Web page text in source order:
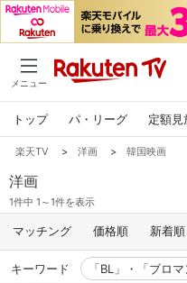
メニュー
トップ パ・リーグ 定額見
楽天TV > 洋画 > 韓国映画
洋画
1件中 1～1件を表示
マッチング 価格順 新着順
キーワード 「BL」・「ブロ